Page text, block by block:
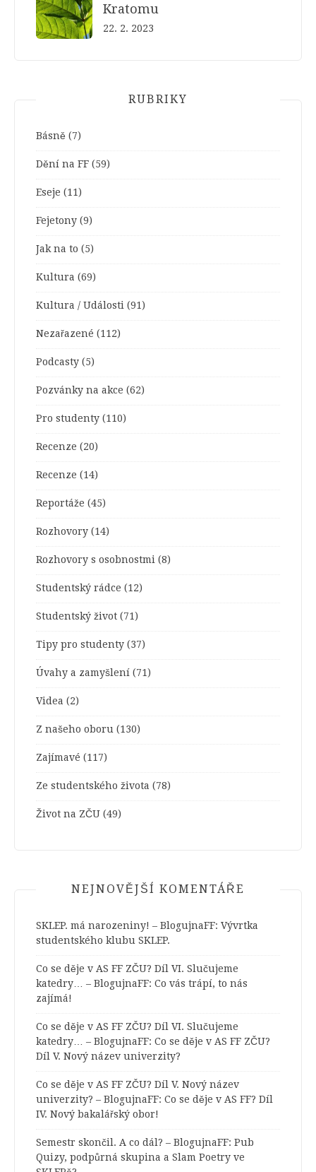
Kratomu
22. 2. 2023
RUBRIKY
Básně (7)
Dění na FF (59)
Eseje (11)
Fejetony (9)
Jak na to (5)
Kultura (69)
Kultura / Události (91)
Nezařazené (112)
Podcasty (5)
Pozvánky na akce (62)
Pro studenty (110)
Recenze (20)
Recenze (14)
Reportáže (45)
Rozhovory (14)
Rozhovory s osobnostmi (8)
Studentský rádce (12)
Studentský život (71)
Tipy pro studenty (37)
Úvahy a zamyšlení (71)
Videa (2)
Z našeho oboru (130)
Zajímavé (117)
Ze studentského života (78)
Život na ZČU (49)
NEJNOVĚJŠÍ KOMENTÁŘE
SKLEP. má narozeniny! – BlogujnaFF: Vývrtka
studentského klubu SKLEP.
Co se děje v AS FF ZČU? Díl VI. Slučujeme
katedry… – BlogujnaFF: Co vás trápí, to nás
zajímá!
Co se děje v AS FF ZČU? Díl VI. Slučujeme
katedry… – BlogujnaFF: Co se děje v AS FF ZČU?
Díl V. Nový název univerzity?
Co se děje v AS FF ZČU? Díl V. Nový název
univerzity? – BlogujnaFF: Co se děje v AS FF? Díl
IV. Nový bakalářský obor!
Semestr skončil. A co dál? – BlogujnaFF: Pub
Quizy, podpůrná skupina a Slam Poetry ve